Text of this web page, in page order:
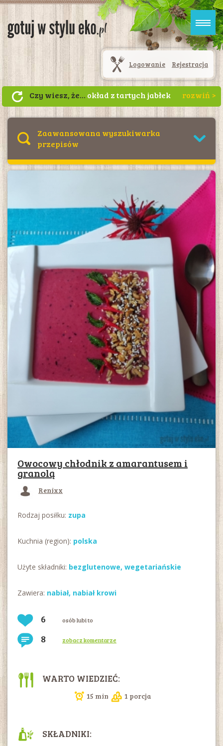
Logowanie Rejestracja
Czy wiesz, że... okład z tartych jabłek
likwiduje opuchlizny i wspomaga
regenerację skóry po poparzeniach
twarz i pozostaw na około 20 minut, a
po tym czasie umyj twarz. Stan skóry
powinien poprawić się w krótkim
czasie (okład nie nadaje się dla osób
Zaawansowana wyszukiwarka
przepisów
Owocowy chłodnik z amarantusem i
granolą
Renixx
Rodzaj posiłku: zupa
Kuchnia (region): polska
Użyte składniki: bezglutenowe, wegetariańskie
Zawiera: nabiał, nabiał krowi
6 osób lubi to
8 zobacz komentarze
WARTO WIEDZIEĆ:
15 min 1 porcja
SKŁADNIKI: